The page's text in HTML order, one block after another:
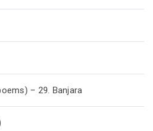
– 29. Banjara